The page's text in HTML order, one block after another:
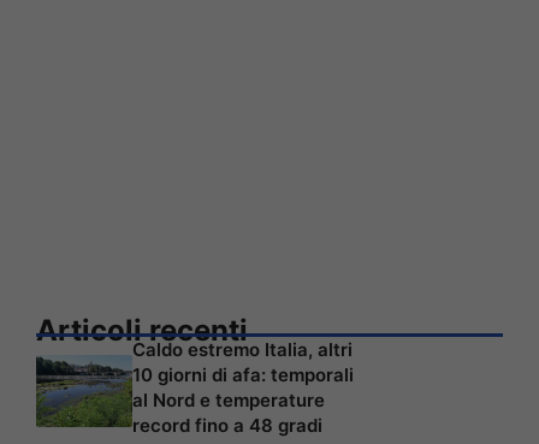
Articoli recenti
Caldo estremo Italia, altri
10 giorni di afa: temporali
al Nord e temperature
record fino a 48 gradi